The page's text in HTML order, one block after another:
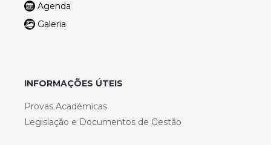
Agenda
Galeria
INFORMAÇÕES ÚTEIS
Provas Académicas
Legislação e Documentos de Gestão